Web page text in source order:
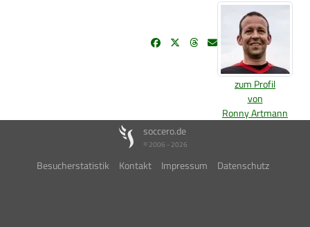
zum Profil
von
Ronny Artmann
soccero.de
© 2006 - 2026
Besucherstatistik Kontakt Impressum Datenschutz